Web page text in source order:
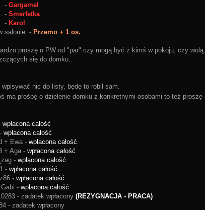
- Gargamel
- Smerfetka
- Karol
salonie: - Przemo + 1 os.
proszę o PW od "par" czy mogą być z kimś w pokoju, czy
się do domku.
wpisywać nic do listy, będę to robił sam.
ma prośbę o dzielenie domku z konkretnymi osobami to też
wpłacona całość
wpłacona całość
+ Ewa - wpłacona całość
+ Aga - wpłacona całość
- wpłacona całość
- wpłacona całość
- wpłacona całość
- wpłacona całość
- zadatek wpłacony (REZYGNACJA - PRACA)
- zadatek wpłacony